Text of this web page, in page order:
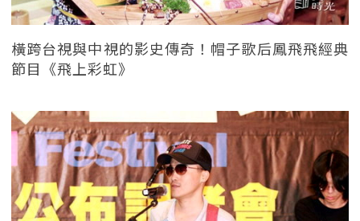
橫跨台視與中視的影史傳奇！帽子歌后鳳飛飛經典
節目《飛上彩虹》